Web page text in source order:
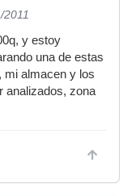
2011
y estoy
una de estas
mi almacen y los
analizados, zona